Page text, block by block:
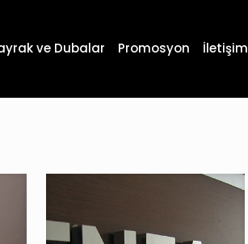
ve Dubalar Promosyon İletişim